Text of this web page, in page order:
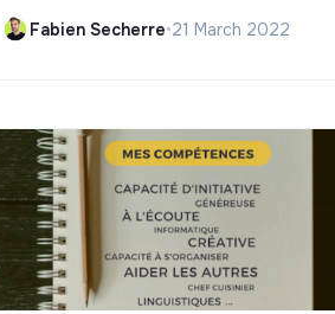
Fabien Secherre•21 March 2022